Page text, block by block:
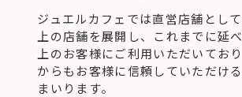
ジュエルカフェでは直営店舗とし
上の店舗を展開し、これまでに延
上のお客様にご利用いただいてお
からもお客様に信頼していただけ
まいります。